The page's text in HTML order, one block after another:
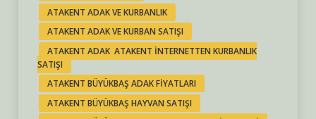
ATAKENT ADAK VE KURBANLIK
ATAKENT ADAK VE KURBAN SATIŞI
ATAKENT ADAK ATAKENT INTERNETTEN KURBANLIK
SATIŞI
ATAKENT BÜYÜKBAŞ ADAK FIYATLARI
ATAKENT BÜYÜKBAŞ HAYVAN SATIŞI